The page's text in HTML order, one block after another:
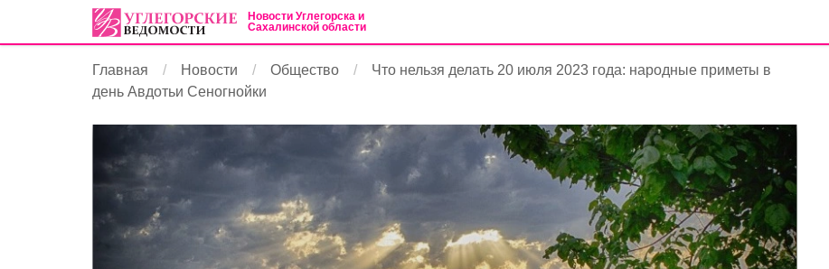
Новости Углегорска и
Сахалинской области
Главная Новости Общество
Что нельзя делать 20 июля 2023 года: народные приметы в
день Авдотьи Сеногнойки